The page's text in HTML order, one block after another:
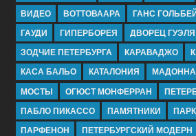
ВИДЕО
ВОТТОВААРА
ГАНС
ГАУДИ
ГИПЕРБОРЕЯ ДВОРЕЦ ГУЭЛЯ
ЗОДЧИЕ ПЕТЕРБУРГА
КАРАВАДЖО
КАСА БАЛЬО
КАТАЛОНИЯ МАДОННА
МОСТЫ
ОГЮСТ МОНФЕРРАН
ПАБЛО ПИКАССО
ПАМЯТНИКИ
ПАРФЕНОН
ПЕТЕРБУРГСКИЙ МОДЕРН